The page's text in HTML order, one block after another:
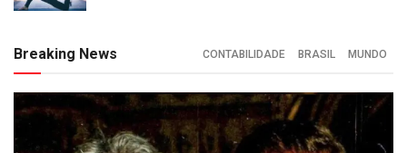
Breaking News CONTABILIDADE BRASIL MUNDO